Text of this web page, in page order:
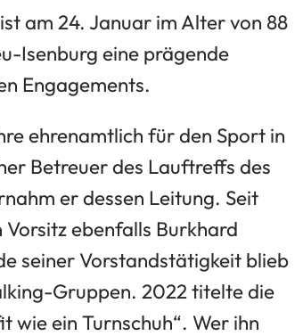
am 24. Januar im Alter von 88
Isenburg eine prägende
Engagements.
ehrenamtlich für den Sport in
Betreuer des Lauftreffs des
er dessen Leitung. Seit
ebenfalls Burkhard
seiner Vorstandstätigkeit blieb
Gruppen. 2022 titelte die
wie ein Turnschuh“. Wer ihn